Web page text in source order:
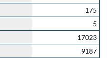
175
5
17023
9187